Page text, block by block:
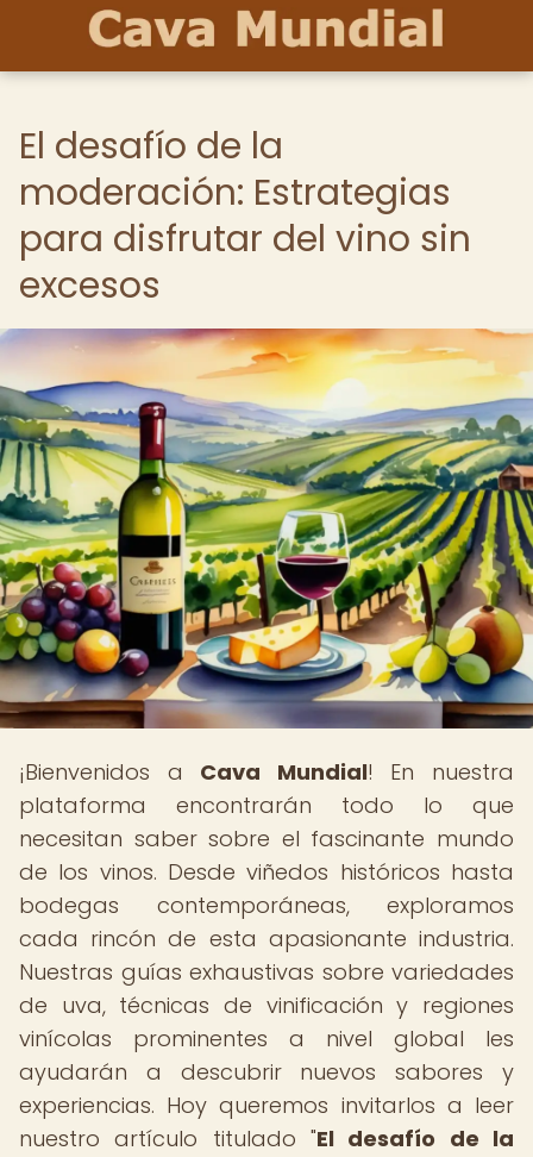
El desafío de la
moderación: Estrategias
para disfrutar del vino sin
excesos
¡Bienvenidos a Cava Mundial! En nuestra
plataforma encontrarán todo lo que
necesitan saber sobre el fascinante mundo
de los vinos. Desde viñedos históricos hasta
bodegas contemporáneas, exploramos
cada rincón de esta apasionante industria.
Nuestras guías exhaustivas sobre variedades
de uva, técnicas de vinificación y regiones
vinícolas prominentes a nivel global les
ayudarán a descubrir nuevos sabores y
experiencias. Hoy queremos invitarlos a leer
nuestro artículo titulado "El desafío de la